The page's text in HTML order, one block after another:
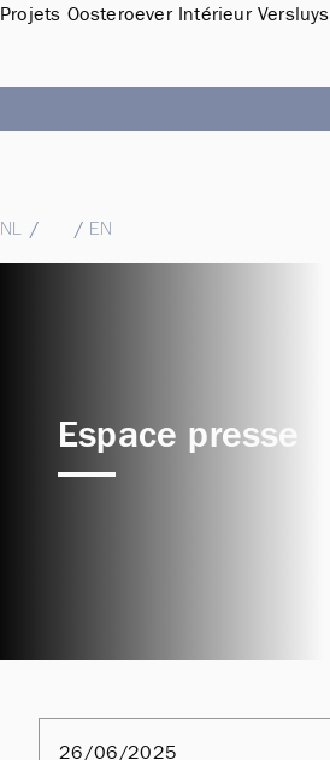
Projets Oosteroever Intérieur Versluys
NL / / EN
Espace presse
26/06/2025